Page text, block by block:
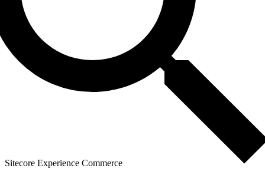
Sitecore Experience Commerce